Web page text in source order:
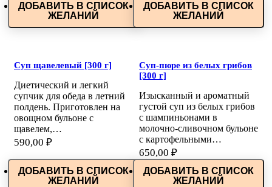
ДОБАВИТЬ В СПИСОК
ЖЕЛАНИЙ
Суп щавелевый [300 г]
Диетический и легкий
супчик для обеда в летний
полдень. Приготовлен на
овощном бульоне с
щавелем,…
590,00 ₽
ДОБАВИТЬ В СПИСОК
ЖЕЛАНИЙ
Суп-пюре из белых грибов
[300 г]
Изысканный и ароматный
густой суп из белых грибов
с шампиньонами в
молочно-сливочном бульоне
с картофельными…
650,00 ₽
ДОБАВИТЬ В СПИСОК
ЖЕЛАНИЙ
ДОБАВИТЬ В СПИСОК
ЖЕЛАНИЙ